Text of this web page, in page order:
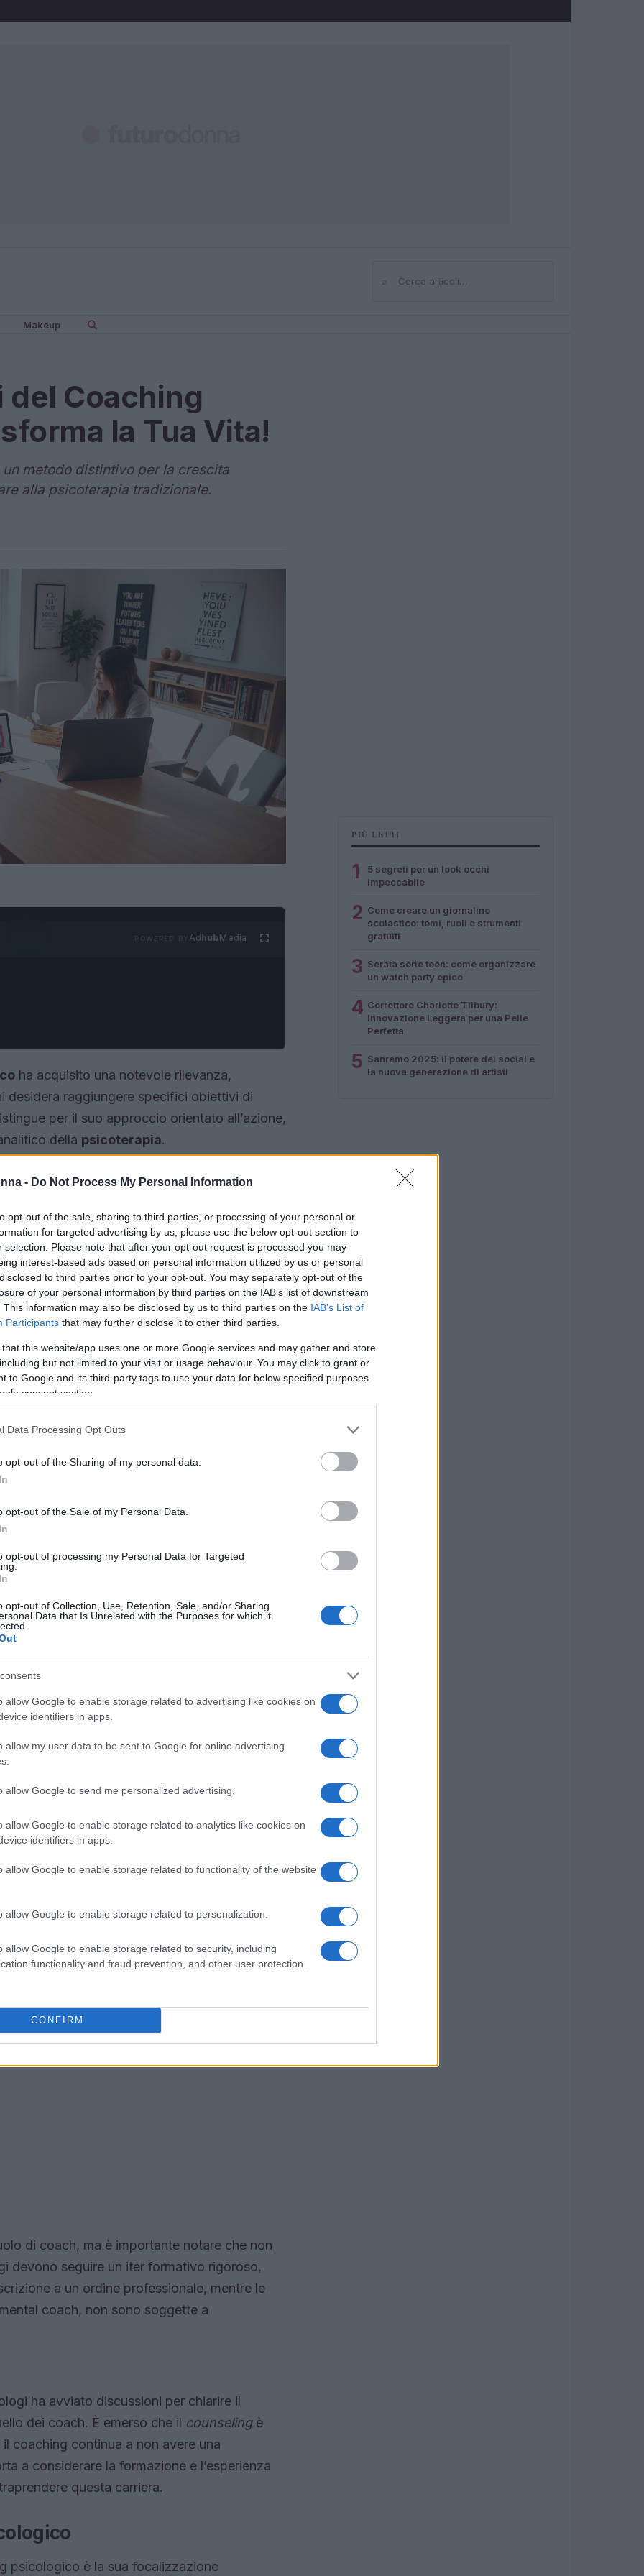
- Do Not Process My Personal Information
opt-out of the sale, sharing to third parties, or processing of your personal or
for targeted advertising by us, please use the below opt-out section to
selection. Please note that after your opt-out request is processed you may
interest-based ads based on personal information utilized by us or personal
to third parties prior to your opt-out. You may separately opt-out of the
of your personal information by third parties on the IAB’s list of downstream
This information may also be disclosed by us to third parties on the IAB’s List of
Participants that may further disclose it to other third parties.
that this website/app uses one or more Google services and may gather and store
but not limited to your visit or usage behaviour. You may click to grant or
to Google and its third-party tags to use your data for below specified purposes
consent section.
Data Processing Opt Outs
opt-out of the Sharing of my personal data.
opt-out of the Sale of my Personal Data.
opt-out of processing my Personal Data for Targeted
opt-out of Collection, Use, Retention, Sale, and/or Sharing
Data that Is Unrelated with the Purposes for which it
allow Google to enable storage related to advertising like cookies on
identifiers in apps.
allow my user data to be sent to Google for online advertising
allow Google to send me personalized advertising.
allow Google to enable storage related to analytics like cookies on
identifiers in apps.
allow Google to enable storage related to functionality of the website
allow Google to enable storage related to personalization.
allow Google to enable storage related to security, including
functionality and fraud prevention, and other user protection.
CONFIRM
⌕Cerca
Makeup
del Coaching
la Tua Vita!
metodo distintivo per la crescita
alla psicoterapia tradizionale.
AdhubMedia
ha acquisito una notevole rilevanza,
desidera raggiungere specifici obiettivi di
per il suo approccio orientato all’azione,
della psicoterapia.
un processo strutturato volto a supportare
concreti e misurabili. Questa metodologia è
come Timothy Gallwey iniziarono a
e fisica nello sport. Con il passare del
hanno sistematizzato queste tecniche
G.R.O.W., che delinea le fasi del coaching:
(opzioni), Will (volontà).
per guidare le sessioni di coaching. Ad
la propria forma fisica, l’obiettivo può
2 mesi”. In questo caso, il coach aiuterà il
le opzioni disponibili e rafforzare la
tradizionale
psicologico non deve essere confuso con
concentra su problematiche più profonde e
e le sue esperienze emotive, il coaching si
futuro. L’obiettivo è adottare un approccio
sull’azione e sulla realizzazione di specifici
di coach, ma è importante notare che non
devono seguire un iter formativo rigoroso,
a un ordine professionale, mentre le
coach, non sono soggette a
ha avviato discussioni per chiarire il
dei coach. È emerso che il counselingè
coaching continua a non avere una
a considerare la formazione e l’esperienza
questa carriera.
psicologico è la sua focalizzazione
PIÙ LETTI
1
5 segreti per un look occhi
impeccabile
2 Come creare un giornalino
scolastico: temi, ruoli e strumenti
gratuiti
3 Serata serie teen: come organizzare
un watch party epico
4 Correttore Charlotte Tilbury:
Innovazione Leggera per una Pelle
Perfetta
5 Sanremo 2025: il potere dei social e
la nuova generazione di artisti